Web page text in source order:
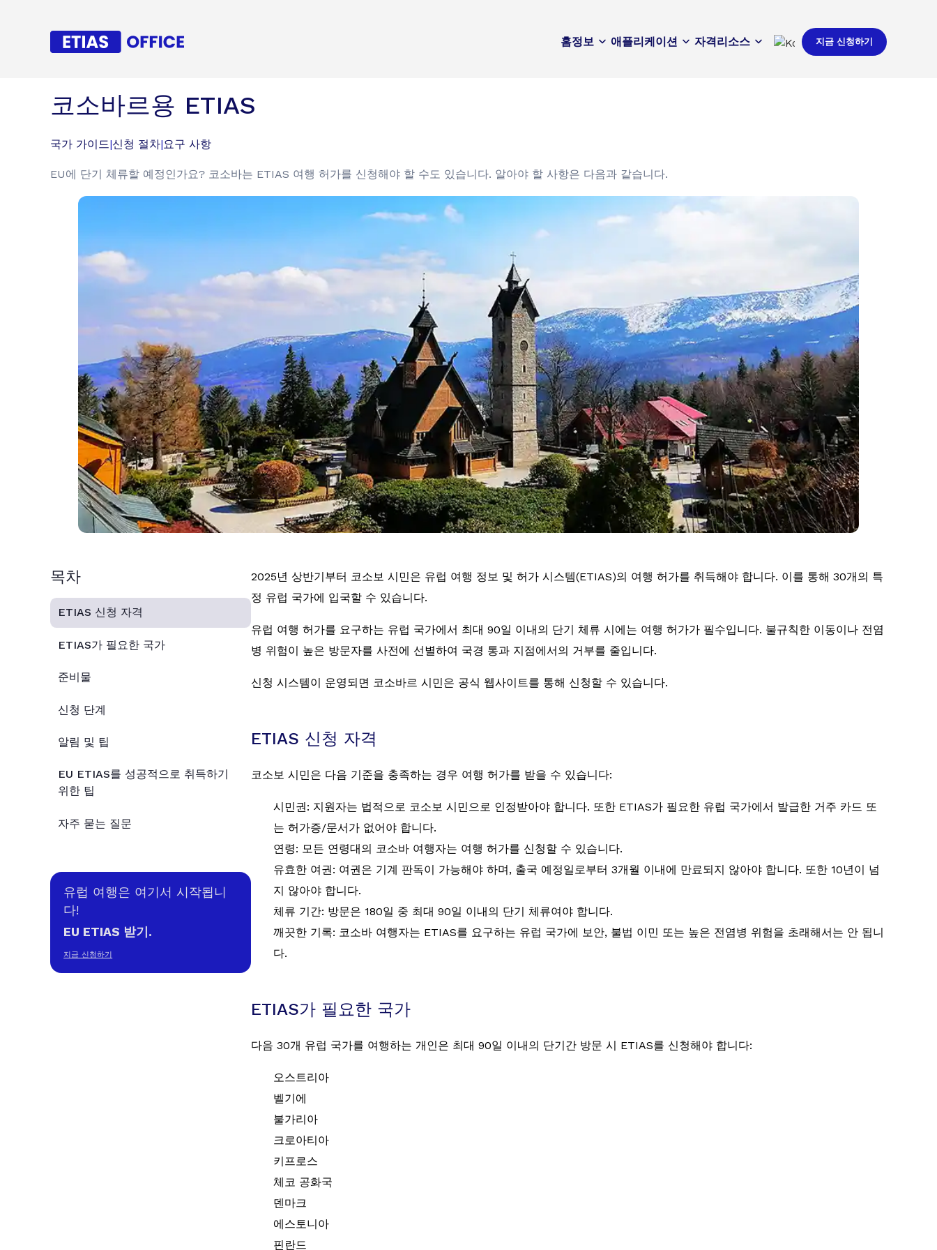
홈정보 애플리케이션 자격리소스 지금 신청하기
코소바르용 ETIAS
국가 가이드|신청 절차|요구 사항
EU에 단기 체류할 예정인가요? 코소바는 ETIAS 여행 허가를 신청해야 할 수도 있습니다. 알아야 할 사항은 다음과 같습니다.
목차
ETIAS 신청 자격
ETIAS가 필요한 국가
준비물
신청 단계
알림 및 팁
EU ETIAS를 성공적으로 취득하기
위한 팁
자주 묻는 질문
유럽 여행은 여기서 시작됩니
다!
EU ETIAS 받기.
지금 신청하기
2025년 상반기부터 코소보 시민은 유럽 여행 정보 및 허가 시스템(ETIAS)의 여행 허가를 취득해야 합니다. 이를 통해 30개의 특
정 유럽 국가에 입국할 수 있습니다.
유럽 여행 허가를 요구하는 유럽 국가에서 최대 90일 이내의 단기 체류 시에는 여행 허가가 필수입니다. 불규칙한 이동이나 전염
병 위험이 높은 방문자를 사전에 선별하여 국경 통과 지점에서의 거부를 줄입니다.
신청 시스템이 운영되면 코소바르 시민은 공식 웹사이트를 통해 신청할 수 있습니다.
ETIAS 신청 자격
코소보 시민은 다음 기준을 충족하는 경우 여행 허가를 받을 수 있습니다:
시민권: 지원자는 법적으로 코소보 시민으로 인정받아야 합니다. 또한 ETIAS가 필요한 유럽 국가에서 발급한 거주 카드 또
는 허가증/문서가 없어야 합니다.
연령: 모든 연령대의 코소바 여행자는 여행 허가를 신청할 수 있습니다.
유효한 여권: 여권은 기계 판독이 가능해야 하며, 출국 예정일로부터 3개월 이내에 만료되지 않아야 합니다. 또한 10년이 넘
지 않아야 합니다.
체류 기간: 방문은 180일 중 최대 90일 이내의 단기 체류여야 합니다.
깨끗한 기록: 코소바 여행자는 ETIAS를 요구하는 유럽 국가에 보안, 불법 이민 또는 높은 전염병 위험을 초래해서는 안 됩니
다.
ETIAS가 필요한 국가
다음 30개 유럽 국가를 여행하는 개인은 최대 90일 이내의 단기간 방문 시 ETIAS를 신청해야 합니다:
오스트리아
벨기에
불가리아
크로아티아
키프로스
체코 공화국
덴마크
에스토니아
핀란드